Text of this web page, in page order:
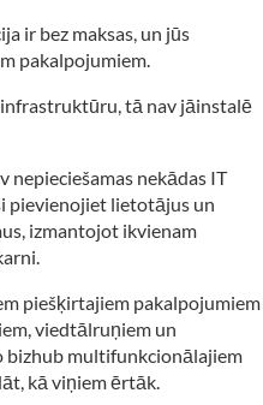
ir bez maksas, un jūs
pakalpojumiem.
tā nav jāinstalē
nepieciešamas nekādas IT
pievienojiet lietotājus un
izmantojot ikvienam
piešķirtajiem pakalpojumiem
viedtālruņiem un
bizhub multifunkcionālajiem
kā viņiem ērtāk.